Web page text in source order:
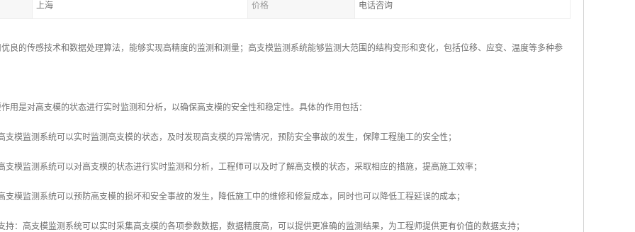
上海 价格 电话咨询
良的传感技术和数据处理算法，能够实现高精度的监测和测量；高支模监测系统能够监测大范围的结构变形和变化，包括位移、应变、温度等多种参
用是对高支模的状态进行实时监测和分析，以确保高支模的安全性和稳定性。具体的作用包括：
支模监测系统可以实时监测高支模的状态，及时发现高支模的异常情况，预防安全事故的发生，保障工程施工的安全性；
支模监测系统可以对高支模的状态进行实时监测和分析，工程师可以及时了解高支模的状态，采取相应的措施，提高施工效率；
支模监测系统可以预防高支模的损坏和安全事故的发生，降低施工中的维修和修复成本，同时也可以降低工程延误的成本；
持：高支模监测系统可以实时采集高支模的各项参数数据，数据精度高，可以提供更准确的监测结果，为工程师提供更有价值的数据支持；